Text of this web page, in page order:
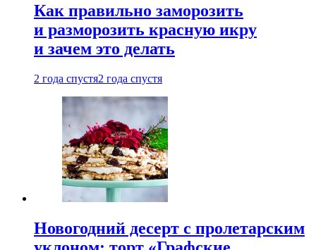
Как правильно заморозить
и разморозить красную икру
и зачем это делать
2 года спустя2 года спустя
Новогодний десерт с пролетарским